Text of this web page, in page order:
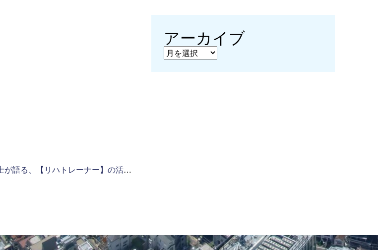
理学療法士が語る、【リハトレーナー】の活用方法
アーカイブ
アーカイブ